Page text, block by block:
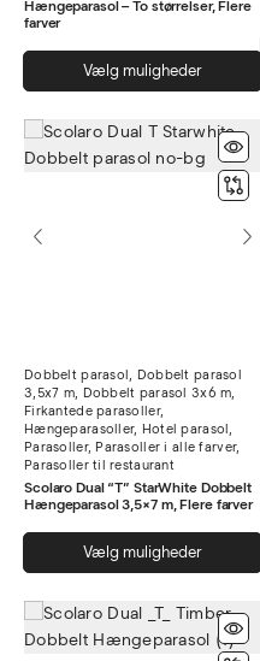
Hængeparasol – To størrelser, Flere
farver
Vælg muligheder
Dobbelt parasol, Dobbelt parasol
3,5x7 m, Dobbelt parasol 3x6 m,
Firkantede parasoller,
Hængeparasoller, Hotel parasol,
Parasoller, Parasoller i alle farver,
Parasoller til restaurant
Scolaro Dual “T” StarWhite Dobbelt
Hængeparasol 3,5×7 m, Flere farver
Vælg muligheder